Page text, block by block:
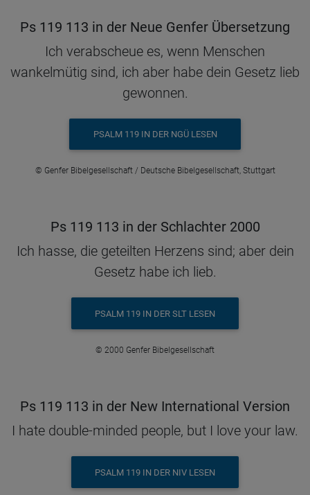
Ps 119 113 in der Neue Genfer Übersetzung
Ich verabscheue es, wenn Menschen
wankelmütig sind, ich aber habe dein Gesetz lieb
gewonnen.
PSALM 119 IN DER NGÜ LESEN
© Genfer Bibelgesellschaft / Deutsche Bibelgesellschaft, Stuttgart
Ps 119 113 in der Schlachter 2000
Ich hasse, die geteilten Herzens sind; aber dein
Gesetz habe ich lieb.
PSALM 119 IN DER SLT LESEN
© 2000 Genfer Bibelgesellschaft
Ps 119 113 in der New International Version
I hate double-minded people, but I love your law.
PSALM 119 IN DER NIV LESEN